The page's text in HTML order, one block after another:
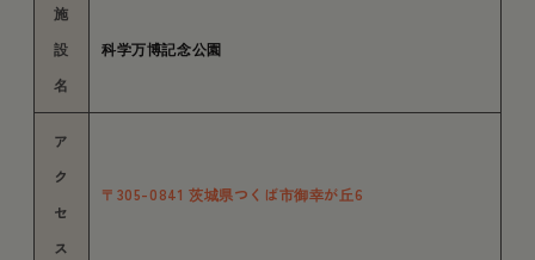
施
設
名
科学万博記念公園
ア
ク
セ
ス
〒305-0841 茨城県つくば市御幸が丘6